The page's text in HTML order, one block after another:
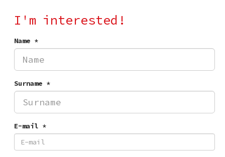
I'm interested!
Name *
Surname *
E-mail *